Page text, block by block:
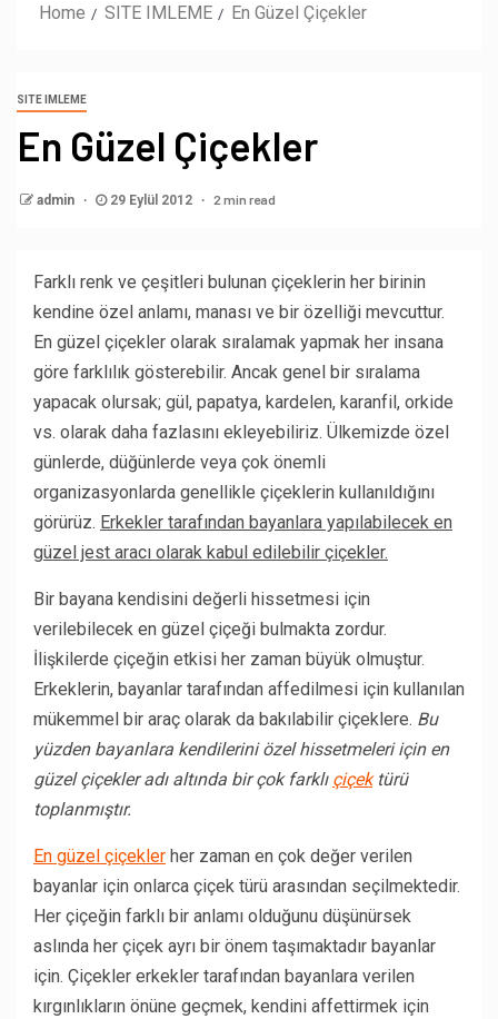
Home SITE IMLEME En Güzel Çiçekler
SITE IMLEME
En Güzel Çiçekler
admin 29 Eylül 2012 2 min read
Farklı renk ve çeşitleri bulunan çiçeklerin her birinin
kendine özel anlamı, manası ve bir özelliği mevcuttur.
En güzel çiçekler olarak sıralamak yapmak her insana
göre farklılık gösterebilir. Ancak genel bir sıralama
yapacak olursak; gül, papatya, kardelen, karanfil, orkide
vs. olarak daha fazlasını ekleyebiliriz. Ülkemizde özel
günlerde, düğünlerde veya çok önemli
organizasyonlarda genellikle çiçeklerin kullanıldığını
görürüz. Erkekler tarafından bayanlara yapılabilecek en
güzel jest aracı olarak kabul edilebilir çiçekler.
Bir bayana kendisini değerli hissetmesi için
verilebilecek en güzel çiçeği bulmakta zordur.
İlişkilerde çiçeğin etkisi her zaman büyük olmuştur.
Erkeklerin, bayanlar tarafından affedilmesi için kullanılan
mükemmel bir araç olarak da bakılabilir çiçeklere. Bu
yüzden bayanlara kendilerini özel hissetmeleri için en
güzel çiçekler adı altında bir çok farklı çiçektürü
toplanmıştır.
En güzel çiçekler her zaman en çok değer verilen
bayanlar için onlarca çiçek türü arasından seçilmektedir.
Her çiçeğin farklı bir anlamı olduğunu düşünürsek
aslında her çiçek ayrı bir önem taşımaktadır bayanlar
için. Çiçekler erkekler tarafından bayanlara verilen
kırgınlıkların önüne geçmek, kendini affettirmek için